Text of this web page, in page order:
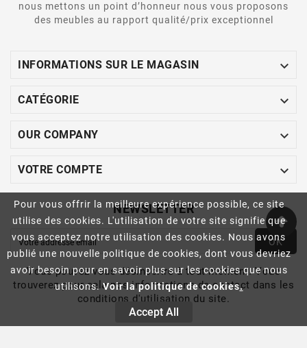
Pour vous offrir la meilleure expérience possible, ce site
utilise des cookies. L'utilisation de votre site signifie que
vous acceptez notre utilisation des cookies. Nous avons
publié une nouvelle politique de cookies, dont vous devriez
avoir besoin pour en savoir plus sur les cookies que nous
utilisons. Voir la politique de cookies.
Accept All
nous mettons un point d’honneur nous vous proposons
des meubles au rapport qualité/prix exceptionnel
INFORMATIONS SUR LE MAGASIN 
CATÉGORIE 
OUR COMPANY 
VOTRE COMPTE 
NEWSLETTER
OK
Vous pouvez vous désinscrire à tout moment. Vous
trouverez pour cela nos informations de contact dans les
conditions d'utilisation du site.